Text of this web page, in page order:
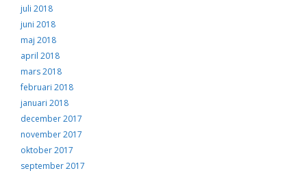
juli 2018
juni 2018
maj 2018
april 2018
mars 2018
februari 2018
januari 2018
december 2017
november 2017
oktober 2017
september 2017